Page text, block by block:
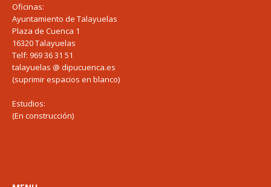
Oficinas:
Ayuntamiento de Talayuelas
Plaza de Cuenca 1
16320 Talayuelas
Telf: 969 36 31 51
talayuelas @ dipucuenca.es
(suprimir espacios en blanco)
Estudios:
(En construcción)